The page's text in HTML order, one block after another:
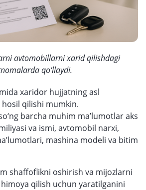
avtomobillarni xarid qilishdagi
qo‘llaydi.
xaridor hujjatning asl
qilishi mumkin.
barcha muhim ma’lumotlar aks
va ismi, avtomobil narxi,
mashina modeli va bitim
shaffoflikni oshirish va mijozlarni
qilish uchun yaratilganini